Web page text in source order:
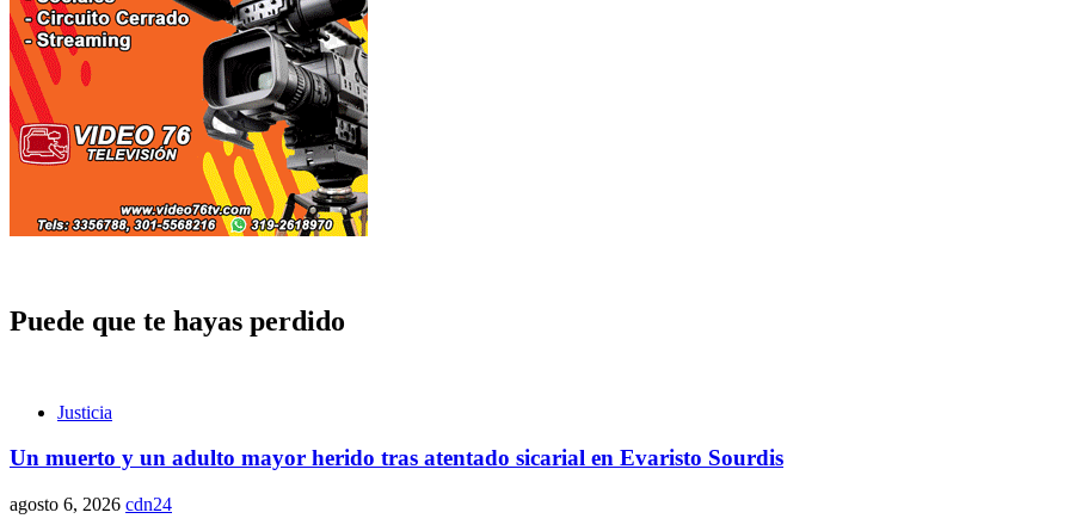
Puede que te hayas perdido
Justicia
Un muerto y un adulto mayor herido tras atentado sicarial en Evaristo Sourdis
agosto 6, 2026 cdn24